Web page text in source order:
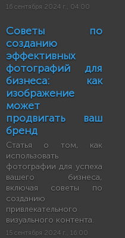
16 сентября 2024 г., 04:00
Советы по
созданию
эффективных
фотографий для
бизнеса: как
изображение
может
продвигать ваш
бренд
Статья о том, как
использовать
фотографии для успеха
вашего бизнеса,
включая советы по
созданию
привлекательного
визуального контента.
15 сентября 2024 г., 16:00